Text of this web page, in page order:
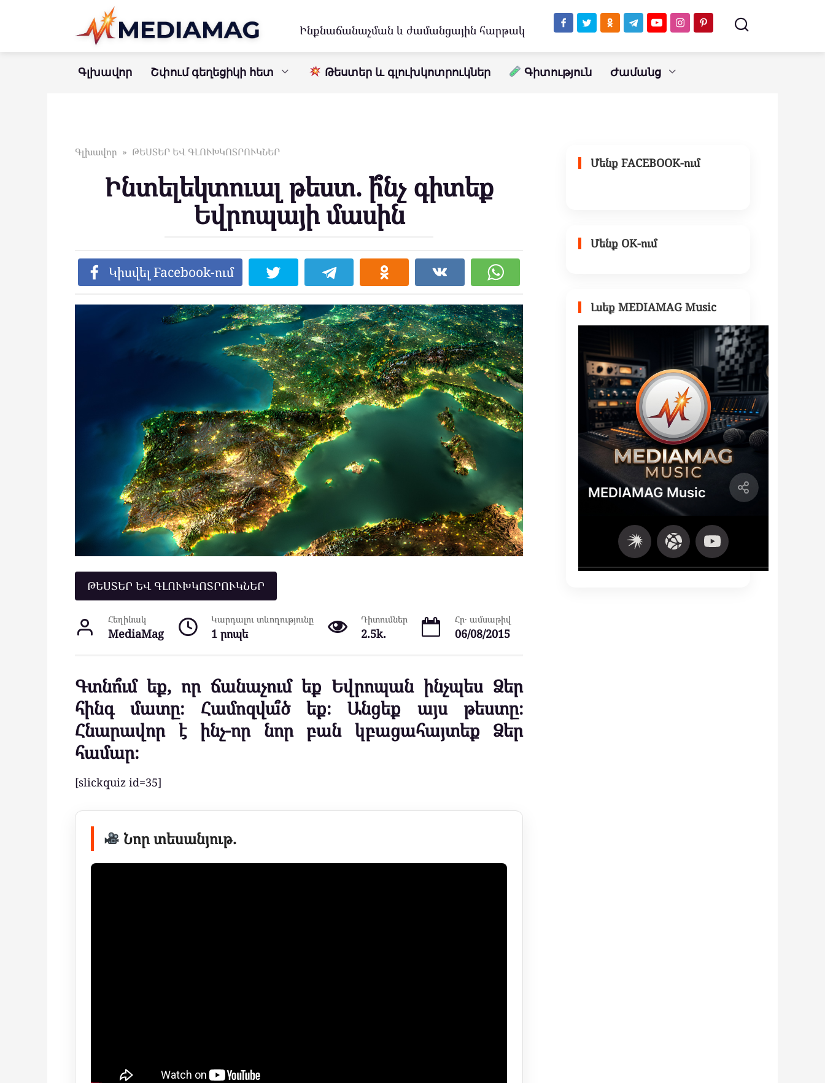
Ինքնաճանաչման և ժամանցային հարթակ
Գլխավոր Շփում գեղեցիկի հետ Թեստեր և գլուխկոտրուկներ Գիտություն Ժամանց
Գլխավոր » ԹԵՍՏԵՐ ԵՎ ԳԼՈՒԽԿՈՏՐՈՒԿՆԵՐ
Ինտելեկտուալ թեստ. ի՞նչ գիտեք
Եվրոպայի մասին
Կիսվել Facebook-ում
ԹԵՍՏԵՐ ԵՎ ԳԼՈՒԽԿՈՏՐՈՒԿՆԵՐ
Հեղինակ
MediaMag
Կարդալու տևողությունը
1 րոպե
Դիտումներ
2.5k.
Հր․ ամսաթիվ
06/08/2015
Գտնո՞ւմ եք, որ ճանաչում եք Եվրոպան ինչպես Ձեր
հինգ մատը։ Համոզվա՞ծ եք։ Անցեք այս թեստը։
Հնարավոր է ինչ-որ նոր բան կբացահայտեք Ձեր
համար։
[slickquiz id=35]
Նոր տեսանյութ.
Մենք FACEBOOK-ում
Մենք OK-ում
Լսեք MEDIAMAG Music